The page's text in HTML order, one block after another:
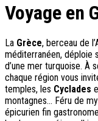
Notre
Séjour en
Mais aussi
Un circuit
Notre offre
Voyage en
Nos voyages
Voyage en
La Grèce, berceau de
méditerranéen, déploie
d’une mer turquoise. À
chaque région vous
temples, les Cyclades
montagnes… Féru de
épicurien fin